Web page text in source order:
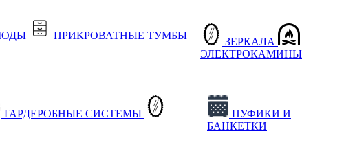
ПРИКРОВАТНЫЕ ТУМБЫ
ЗЕРКАЛА
ЭЛЕКТРОКАМИНЫ
ГАРДЕРОБНЫЕ СИСТЕМЫ
ПУФИКИ И
БАНКЕТКИ